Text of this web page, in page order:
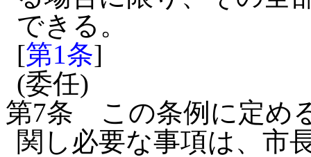
できる。
[第1条]
(委任)
第7条 この条例に定め
関し必要な事項は、市